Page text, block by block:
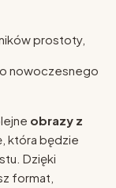
prostoty,
nowoczesnego
obrazy z
która będzie
Dzięki
format,